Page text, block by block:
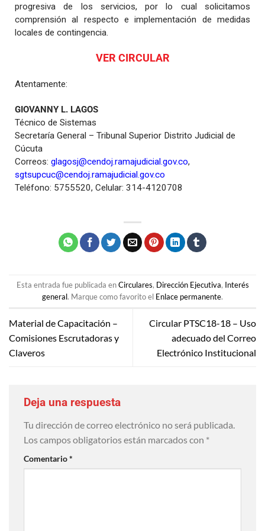
progresiva de los servicios, por lo cual solicitamos
comprensión al respecto e implementación de medidas
locales de contingencia.
VER CIRCULAR
Atentamente:
GIOVANNY L. LAGOS
Técnico de Sistemas
Secretaría General – Tribunal Superior Distrito Judicial de
Cúcuta
Correos: glagosj@cendoj.ramajudicial.gov.co,
sgtsupcuc@cendoj.ramajudicial.gov.co
Teléfono: 5755520, Celular: 314-4120708
Esta entrada fue publicada enCirculares, Dirección Ejecutiva, Interés
general. Marque como favorito el Enlace permanente.
Material de Capacitación –
Comisiones Escrutadoras y
Claveros
Circular PTSC18-18 – Uso
adecuado del Correo
Electrónico Institucional
Deja una respuesta
Tu dirección de correo electrónico no será publicada.
Los campos obligatorios están marcados con *
Comentario*